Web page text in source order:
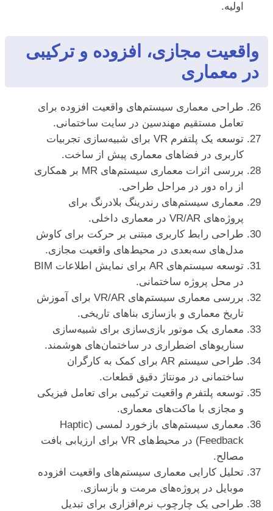
اولیه.
واقعیت مجازی، افزوده و ترکیبی
در معماری
طراحی معماری سیستم‌های واقعیت افزوده برای
تعامل مستقیم مهندسین در سایت ساختمانی.
توسعه یک پلتفرم VR برای شبیه‌سازی تجربیات
کاربری در فضاهای معماری پیش از ساخت.
بررسی اثرات معماری سیستم‌های MR بر همکاری
از راه دور در مراحل طراحی.
معماری سیستم‌های رندرینگ بلادرنگ برای
پروژه‌های VR/AR در معماری داخلی.
طراحی رابط کاربری مبتنی بر حرکت برای کاوش
مدل‌های سه‌بعدی در محیط‌های واقعیت مجازی.
توسعه سیستم‌های AR برای نمایش اطلاعات BIM
در محل پروژه ساختمانی.
بررسی معماری سیستم‌های VR/AR برای آموزش
تاریخ معماری و بازسازی بناهای تاریخی.
معماری یک موتور بازی‌سازی برای شبیه‌سازی
سناریوهای اضطراری در ساختمان‌های هوشمند.
طراحی سیستم AR برای کمک به کارگران
ساختمانی در مونتاژ دقیق قطعات.
توسعه پلتفرم واقعیت ترکیبی برای تعامل فیزیکی
و مجازی با ماکت‌های معماری.
معماری سیستم‌های بازخورد لمسی (Haptic
Feedback) در محیط‌های VR برای ارزیابی بافت
مصالح.
تحلیل کارایی معماری سیستم‌های واقعیت افزوده
موبایل در پروژه‌های مرمت و بازسازی.
طراحی یک چارچوب نرم‌افزاری برای تبدیل